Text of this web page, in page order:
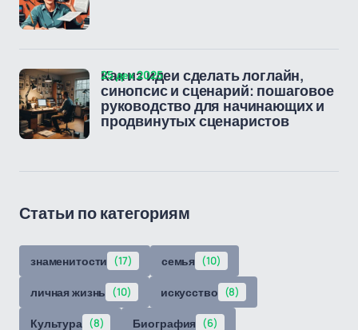
Как из идеи сделать логлайн,
синопсис и сценарий: пошаговое
руководство для начинающих и
продвинутых сценаристов
25 дек 2025
Статьи по категориям
знаменитости (17) семья (10)
личная жизнь (10) искусство (8)
Культура (8) Биография (6)